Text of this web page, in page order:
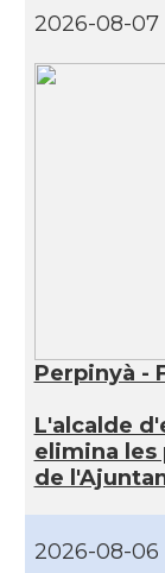
2026-08-07
Perpinyà -
L'alcalde
elimina les
de
2026-08-06